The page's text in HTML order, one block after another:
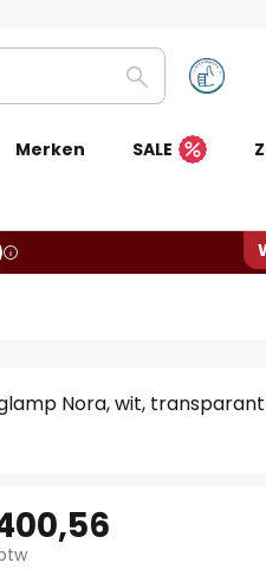
Zoeken
Merken SALE
Nora, wit,